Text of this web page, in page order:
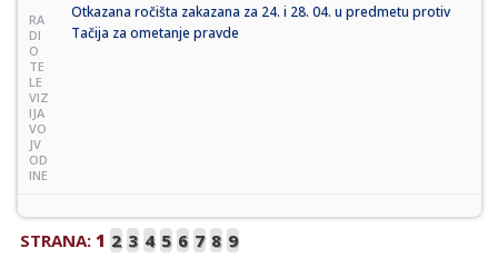
RA
DI
O
TE
LE
VIZ
IJA
VO
JV
OD
INE
Otkazana ročišta zakazana za 24. i 28. 04. u predmetu protiv
Tačija za ometanje pravde
STRANA: 1 2 3 4 5 6 7 8 9